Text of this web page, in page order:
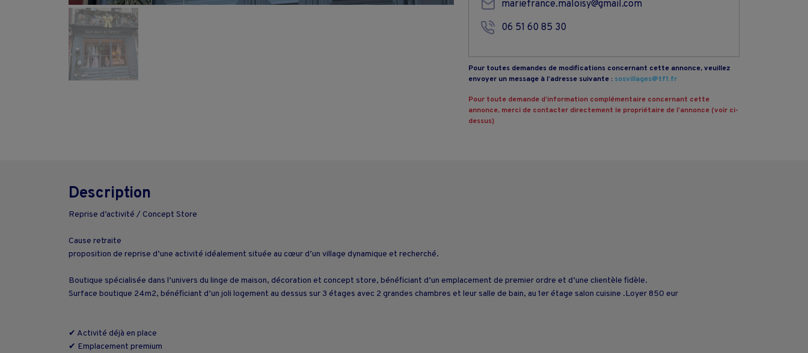
mariefrance.maloisy@gmail.com
06 51 60 85 30
Pour toutes demandes de modifications concernant cette annonce, veuillez
envoyer un message à l’adresse suivante : sosvillages@tf1.fr
Pour toute demande d’information complémentaire concernant cette
annonce, merci de contacter directement le propriétaire de l’annonce (voir ci-
dessus)
Description
Reprise d’activité / Concept Store
Cause retraite
proposition de reprise d’une activité idéalement située au cœur d’un village dynamique et recherché.
Boutique spécialisée dans l’univers du linge de maison, décoration et concept store, bénéficiant d’un emplacement de premier ordre et d’une clientèle fidèle.
Surface boutique 24m2, bénéficiant d’un joli logement au dessus sur 3 étages avec 2 grandes chambres et leur salle de bain, au 1er étage salon cuisine .Loyer 850 eur
✔ Activité déjà en place
✔ Emplacement premium